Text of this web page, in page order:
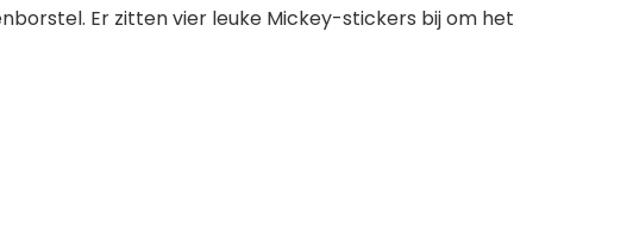
Er zitten vier leuke Mickey-stickers bij om het